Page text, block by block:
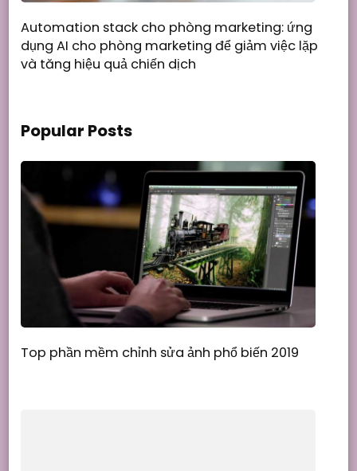
Automation stack cho phòng marketing: ứng
dụng AI cho phòng marketing để giảm việc lặp
và tăng hiệu quả chiến dịch
Popular Posts
Top phần mềm chỉnh sửa ảnh phổ biến 2019